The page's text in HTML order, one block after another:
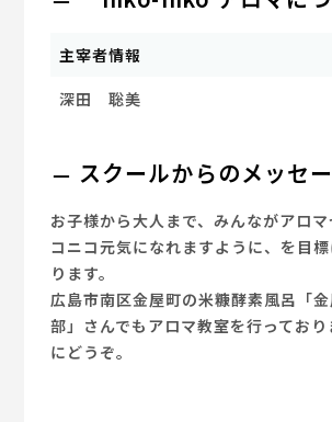
主宰者情報
深田 聡美
スクールからのメッセ
お子様から大人まで、みんながアロ
コニコ元気になれますように、を目
ります。
広島市南区金屋町の米糠酵素風呂「
部」さんでもアロマ教室を行ってお
にどうぞ。